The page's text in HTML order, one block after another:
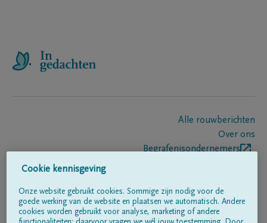
Alle rouwberichten
Over ons
Begrafenisondernemers
Volg ons op
Cookie kennisgeving
Onze website gebruikt cookies. Sommige zijn nodig voor de
goede werking van de website en plaatsen we automatisch. Andere
cookies worden gebruikt voor analyse, marketing of andere